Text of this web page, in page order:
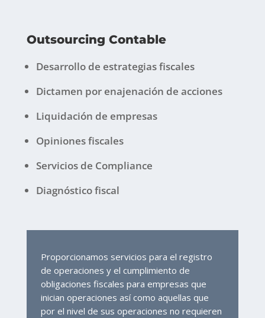
Outsourcing Contable
Desarrollo de estrategias fiscales
Dictamen por enajenación de acciones
Liquidación de empresas
Opiniones fiscales
Servicios de Compliance
Diagnóstico fiscal
Proporcionamos servicios para el registro
de operaciones y el cumplimiento de
obligaciones fiscales para empresas que
inician operaciones así como aquellas que
por el nivel de sus operaciones no requieren